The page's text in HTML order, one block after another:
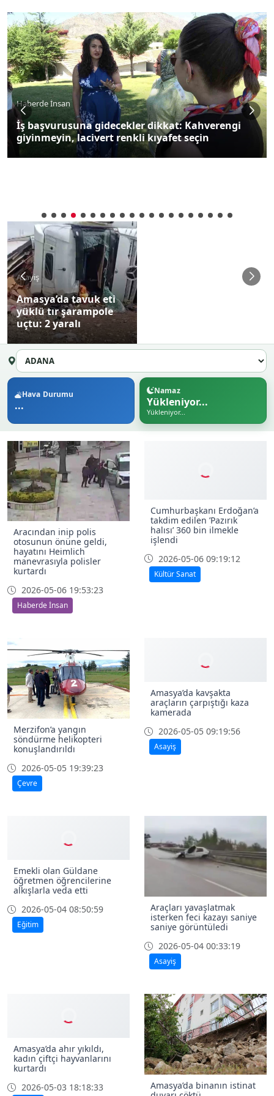
Haberde İnsan
İş başvurusuna gidecekler dikkat: Kahverengi
giyinmeyin, lacivert renkli kıyafet seçin
Asayiş
Amasya’da tavuk eti
yüklü tır şarampole
uçtu: 2 yaralı
Hava Durumu
...
Namaz
Yükleniyor...
Yükleniyor...
Aracından inip polis
otosunun önüne geldi,
hayatını Heimlich
manevrasıyla polisler
kurtardı
2026-05-06 19:53:23
Haberde İnsan
Cumhurbaşkanı Erdoğan’a
takdim edilen ’Pazırık
halısı’ 360 bin ilmekle
işlendi
2026-05-06 09:19:12
Kültür Sanat
Merzifon’a yangın
söndürme helikopteri
konuşlandırıldı
2026-05-05 19:39:23
Çevre
Amasya’da kavşakta
araçların çarpıştığı kaza
kamerada
2026-05-05 09:19:56
Asayiş
Emekli olan Güldane
öğretmen öğrencilerine
alkışlarla veda etti
2026-05-04 08:50:59
Eğitim
Araçları yavaşlatmak
isterken feci kazayı saniye
saniye görüntüledi
2026-05-04 00:33:19
Asayiş
Amasya’da ahır yıkıldı,
kadın çiftçi hayvanlarını
kurtardı
2026-05-03 18:18:33
Amasya’da binanın istinat